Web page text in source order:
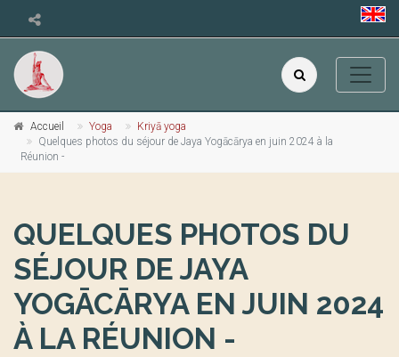
Accueil Yoga
Kriyā yoga
Quelques photos du séjour de Jaya Yogācārya en juin 2024 à la
Réunion -
QUELQUES PHOTOS DU
SÉJOUR DE JAYA
YOGĀCĀRYA EN JUIN 2024
À LA RÉUNION -